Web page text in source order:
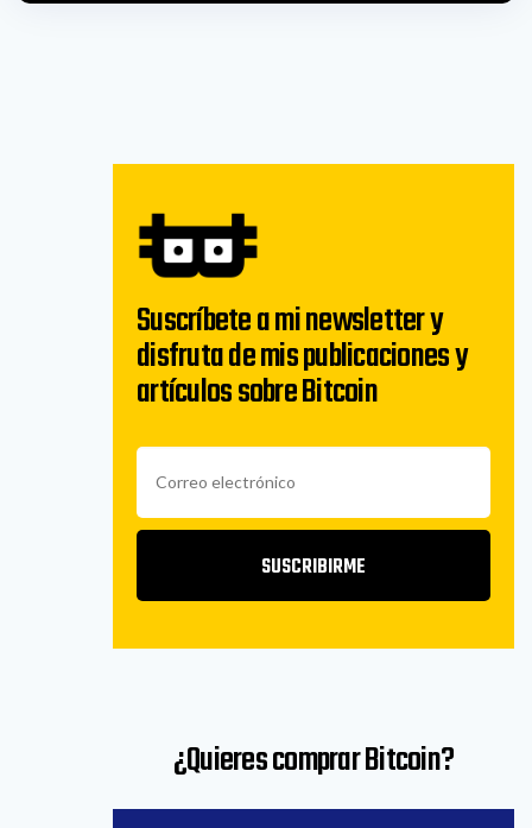
Suscríbete a mi newsletter y
disfruta de mis publicaciones y
artículos sobre Bitcoin
SUSCRIBIRME
¿Quieres comprar Bitcoin?